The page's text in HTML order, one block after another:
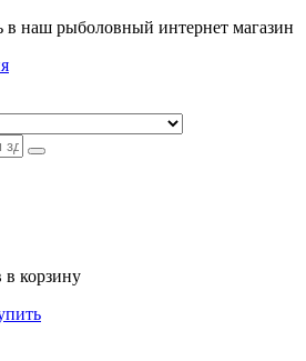
в наш рыболовный интернет магазин
в корзину